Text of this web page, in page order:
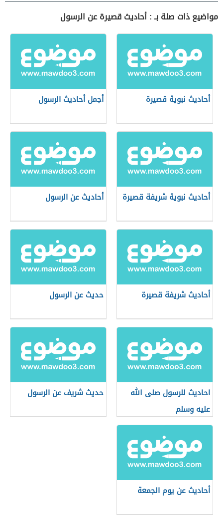
مواضيع ذات صلة بـ : أحاديث قصيرة عن الرسول
أحاديث نبوية قصيرة أجمل أحاديث الرسول
أحاديث نبوية شريفة قصيرة أحاديث عن الرسول
أحاديث شريفة قصيرة حديث عن الرسول
احاديث للرسول صلى الله
عليه وسلم
حديث شريف عن الرسول
أحاديث عن يوم الجمعة